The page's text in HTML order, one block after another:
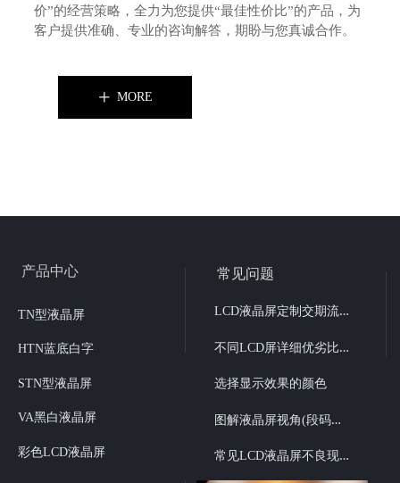
ꄸ MORE
价”的经营策略，全力为您提供“最佳性价比”的产品，为
客户提供准确、专业的咨询解答，期盼与您真诚合作。
常见问题
L
CD液晶屏定制交期流程
不
同LCD屏详细优劣比较
选择显示效果的颜色
图
解液晶屏视角(段码液晶6点、12点视角选择）
常
见LCD液晶屏不良现象
TN型液晶屏
HTN蓝底白字
STN型液晶屏
VA黑白液晶屏
彩色LCD液晶屏
产品中心